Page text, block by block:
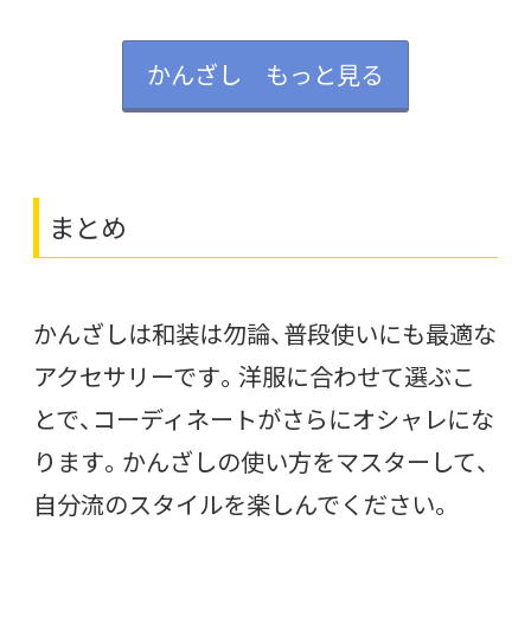
かんざし もっと見る
まとめ
かんざしは和装は勿論、普段使いにも最適な
アクセサリーです。洋服に合わせて選ぶこ
とで、コーディネートがさらにオシャレにな
ります。かんざしの使い方をマスターして、
自分流のスタイルを楽しんでください。